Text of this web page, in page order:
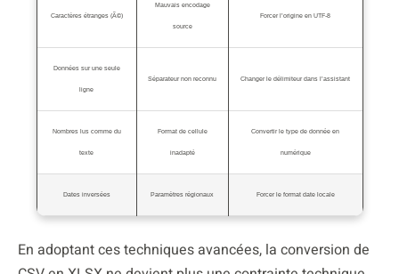
Caractères étranges (Ã©)
Mauvais encodage
source
Forcer l’origine en UTF-8
Données sur une seule
ligne
Séparateur non reconnu Changer le délimiteur dans l’assistant
Nombres lus comme du
texte
Format de cellule
inadapté
Convertir le type de donnée en
numérique
Dates inversées Paramètres régionaux Forcer le format date locale
En adoptant ces techniques avancées, la conversion de